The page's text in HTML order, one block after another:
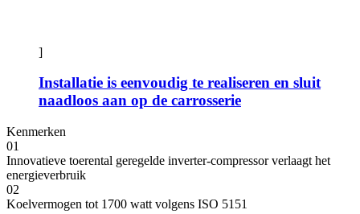
]
Installatie is eenvoudig te realiseren en sluit
naadloos aan op de carrosserie
Kenmerken
01
Innovatieve toerental geregelde inverter-compressor verlaagt het
energieverbruik
02
Koelvermogen tot 1700 watt volgens ISO 5151